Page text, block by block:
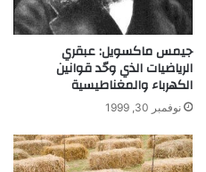
جيمس ماكسويل: عبقري
الرياضيات الذي وحّد قوانين
الكهرباء والمغناطيسية
نوفمبر 30, 1999